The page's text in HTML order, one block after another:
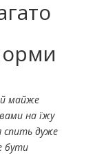
майже
на їжу
спить дуже
бути